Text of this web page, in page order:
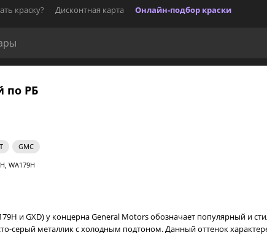
краску? Дисконтная карта Онлайн-подбор краски
по РБ
GMC
WA179H
и GXD) у концерна General Motors обозначает популярный и
серый металлик с холодным подтоном. Данный оттенок